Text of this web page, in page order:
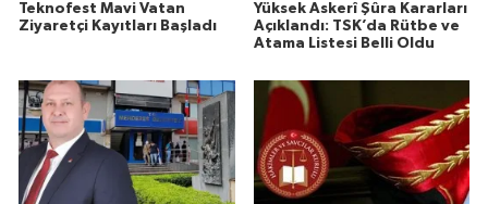
Teknofest Mavi Vatan
Ziyaretçi Kayıtları Başladı
Yüksek Askerî Şûra Kararları
Açıklandı: TSK’da Rütbe ve
Atama Listesi Belli Oldu